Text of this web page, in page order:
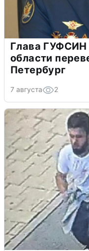
Глава ГУФСИН
области
Петербург
7 августа 2